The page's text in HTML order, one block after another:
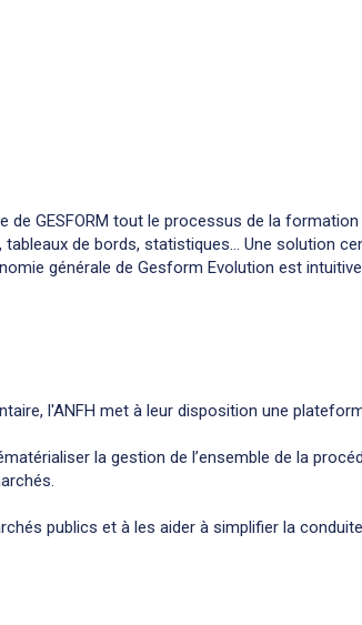
de GESFORM tout le processus de la
de bords, statistiques... Une solution
générale de Gesform Evolution est
l'ANFH met à leur disposition une
la gestion de l’ensemble de la
publics et à les aider à simplifier la